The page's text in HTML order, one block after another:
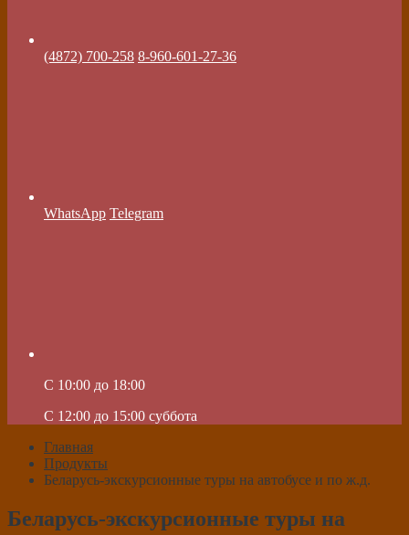
(4872) 700-258 8-960-601-27-36
WhatsApp Telegram
C 10:00 до 18:00
C 12:00 до 15:00 суббота
Главная
Продукты
Беларусь-экскурсионные туры на автобусе и по ж.д.
Беларусь-экскурсионные туры на